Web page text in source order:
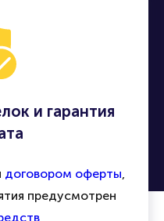
и гарантия
договором оферты,
предусмотрен